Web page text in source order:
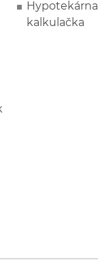
Hypotekárna
kalkulačka